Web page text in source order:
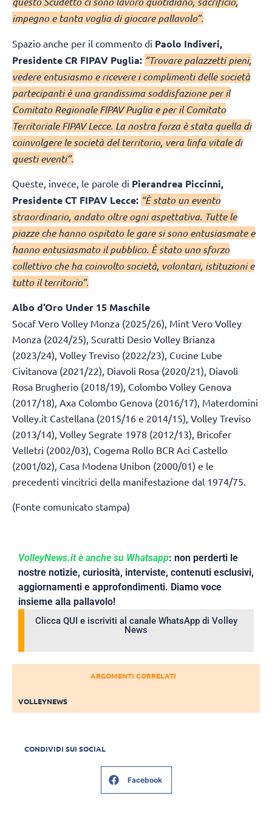
impegno e tanta voglia di giocare pallavolo”.
Spazio anche per il commento di Paolo Indiveri,
Presidente CR FIPAV Puglia: “Trovare palazzetti pieni,
vedere entusiasmo e ricevere i complimenti delle società
partecipanti è una grandissima soddisfazione per il
Comitato Regionale FIPAV Puglia e per il Comitato
Territoriale FIPAV Lecce. La nostra forza è stata quella di
coinvolgere le società del territorio, vera linfa vitale di
questi eventi”.
Queste, invece, le parole di Pierandrea Piccinni,
Presidente CT FIPAV Lecce: “È stato un evento
straordinario, andato oltre ogni aspettativa. Tutte le
piazze che hanno ospitato le gare si sono entusiasmate e
hanno entusiasmato il pubblico. È stato uno sforzo
collettivo che ha coinvolto società, volontari, istituzioni e
tutto il territorio”.
Albo d’Oro Under 15 Maschile
Socaf Vero Volley Monza (2025/26), Mint Vero Volley
Monza (2024/25), Scuratti Desio Volley Brianza
(2023/24), Volley Treviso (2022/23), Cucine Lube
Civitanova (2021/22), Diavoli Rosa (2020/21), Diavoli
Rosa Brugherio (2018/19), Colombo Volley Genova
(2017/18), Axa Colombo Genova (2016/17), Materdomini
Volley.it Castellana (2015/16 e 2014/15), Volley Treviso
(2013/14), Volley Segrate 1978 (2012/13), Bricofer
Velletri (2002/03), Cogema Rollo BCR Aci Castello
(2001/02), Casa Modena Unibon (2000/01) e le
precedenti vincitrici della manifestazione dal 1974/75.
(Fonte comunicato stampa)
VolleyNews.it è anche su Whatsapp: non perderti le
nostre notizie, curiosità, interviste, contenuti esclusivi,
aggiornamenti e approfondimenti. Diamo voce
insieme alla pallavolo!
Clicca QUI e iscriviti al canale WhatsApp di Volley
News
ARGOMENTI CORRELATI
VOLLEYNEWS
CONDIVIDI SUI SOCIAL
Facebook